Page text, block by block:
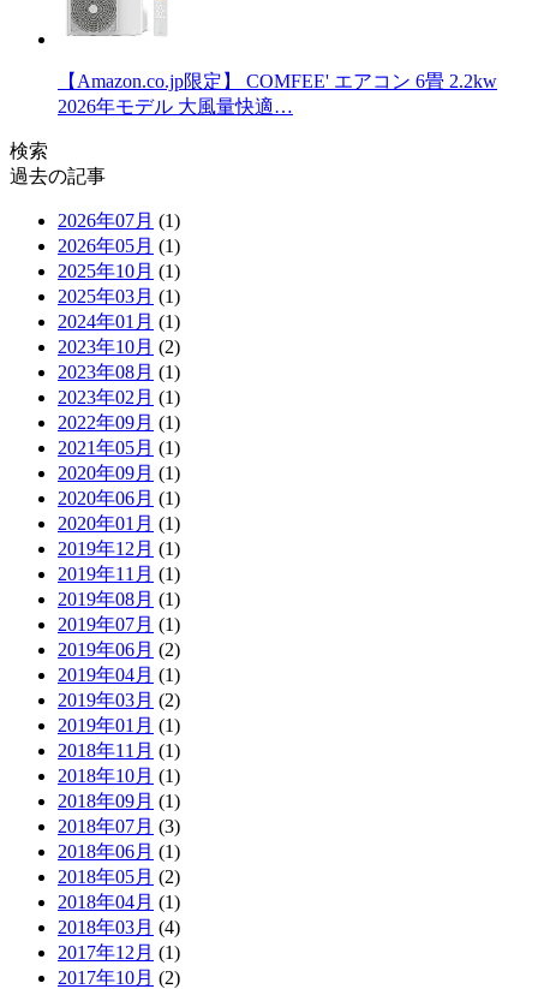
【Amazon.co.jp限定】 COMFEE' エアコン 6畳 2.2kw
2026年モデル 大風量快適…
検索
過去の記事
2026年07月 (1)
2026年05月 (1)
2025年10月 (1)
2025年03月 (1)
2024年01月 (1)
2023年10月 (2)
2023年08月 (1)
2023年02月 (1)
2022年09月 (1)
2021年05月 (1)
2020年09月 (1)
2020年06月 (1)
2020年01月 (1)
2019年12月 (1)
2019年11月 (1)
2019年08月 (1)
2019年07月 (1)
2019年06月 (2)
2019年04月 (1)
2019年03月 (2)
2019年01月 (1)
2018年11月 (1)
2018年10月 (1)
2018年09月 (1)
2018年07月 (3)
2018年06月 (1)
2018年05月 (2)
2018年04月 (1)
2018年03月 (4)
2017年12月 (1)
2017年10月 (2)